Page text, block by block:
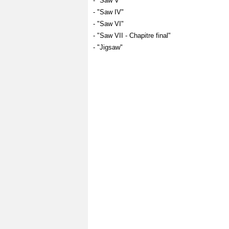
- "Saw IV"
- "Saw VI"
- "Saw VII - Chapitre final"
- "Jigsaw"